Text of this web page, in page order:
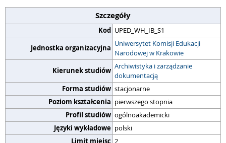
Szczegóły
Kod UPED_WH_IB_S1
Jednostka organizacyjna Uniwersytet Komisji Edukacji
Narodowej w Krakowie
Kierunek studiów Archiwistyka i zarządzanie
dokumentacją
Forma studiów stacjonarne
Poziom kształcenia pierwszego stopnia
Profil studiów ogólnoakademicki
Języki wykładowe polski
Limit miejsc 2